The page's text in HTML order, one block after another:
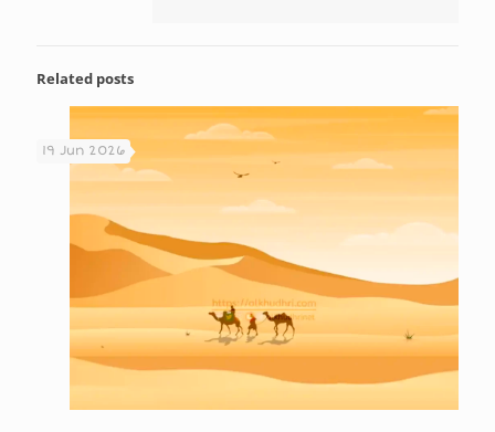
Related posts
19 Jun 2026